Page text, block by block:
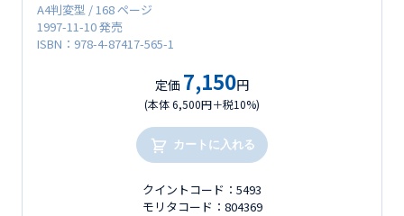
A4判変型 / 168 ページ
1997-11-10 発売
ISBN：978-4-87417-565-1
定価 7,150円
(本体 6,500円＋税10%)
カートに入れる
クイントコード：5493
モリタコード：804369